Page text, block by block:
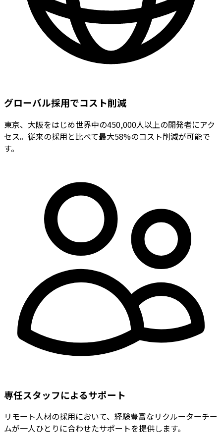
グローバル採用でコスト削減
東京、大阪をはじめ世界中の450,000人以上の開発者にアク
セス。従来の採用と比べて最大58%のコスト削減が可能で
す。
専任スタッフによるサポート
リモート人材の採用において、経験豊富なリクルーターチー
ムが一人ひとりに合わせたサポートを提供します。